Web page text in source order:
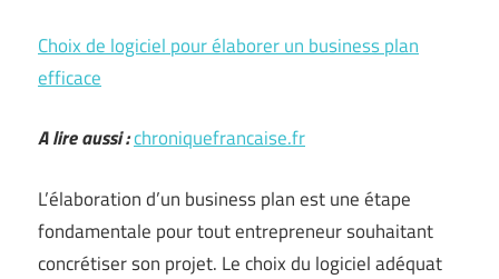
Choix de logiciel pour élaborer un business plan
efficace
A lire aussi :chroniquefrancaise.fr
L’élaboration d’un business plan est une étape
fondamentale pour tout entrepreneur souhaitant
concrétiser son projet. Le choix du logiciel adéquat